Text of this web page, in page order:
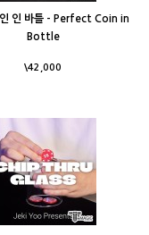
인 바틀 - Perfect Coin in
Bottle
\42,000